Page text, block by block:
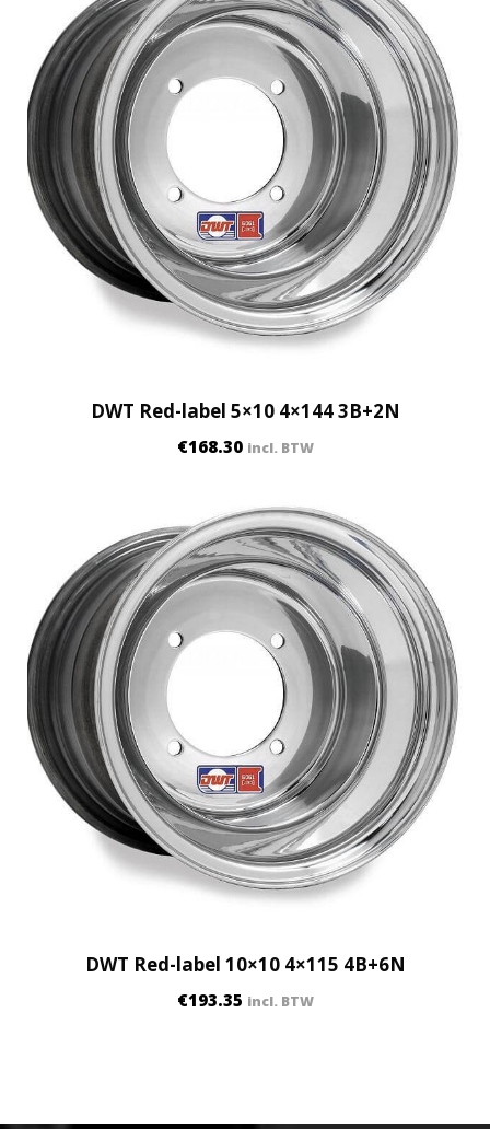
DWT Red-label 5×10 4×144 3B+2N
€168.30 incl. BTW
DWT Red-label 10×10 4×115 4B+6N
€193.35 incl. BTW